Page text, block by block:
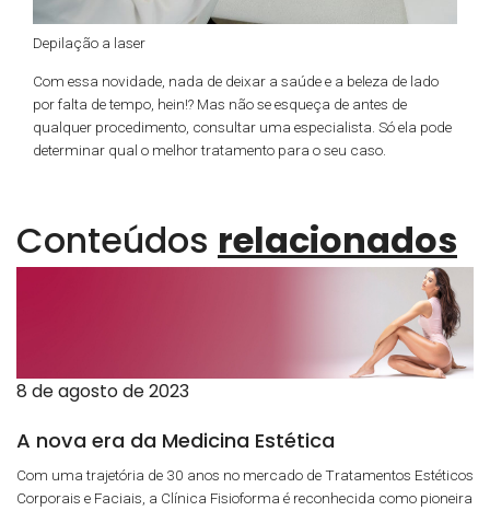
Depilação a laser
Com essa novidade, nada de deixar a saúde e a beleza de lado
por falta de tempo, hein!? Mas não se esqueça de antes de
qualquer procedimento, consultar uma especialista. Só ela pode
determinar qual o melhor tratamento para o seu caso.
Conteúdos relacionados
8 de agosto de 2023
A nova era da Medicina Estética
Com uma trajetória de 30 anos no mercado de Tratamentos Estéticos
Corporais e Faciais, a Clínica Fisioforma é reconhecida como pioneira